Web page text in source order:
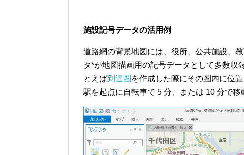
施設記号データの活用例
道路網の背景地図には、役所、公共施設、
タ*が地図描画用の記号データとして多数収
とえば到達圏 を作成した際にその圏内に位
駅を起点に自転車で 5 分、または 10 分で移